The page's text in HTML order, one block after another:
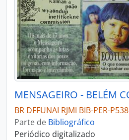
BR DFFUNAI RJMI BIB-PER-P538
Parte de Bibliográfico
Periódico digitalizado